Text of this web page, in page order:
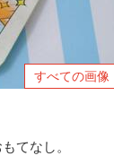
すべての画像
てなし。